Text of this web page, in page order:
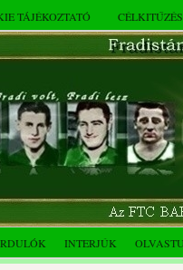
TÁJÉKOZTATÓ
INTERJÚK